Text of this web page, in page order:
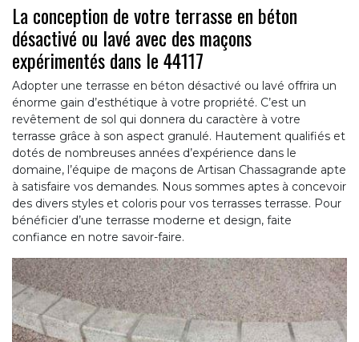
La conception de votre terrasse en béton
désactivé ou lavé avec des maçons
expérimentés dans le 44117
Adopter une terrasse en béton désactivé ou lavé offrira un
énorme gain d’esthétique à votre propriété. C’est un
revêtement de sol qui donnera du caractère à votre
terrasse grâce à son aspect granulé. Hautement qualifiés et
dotés de nombreuses années d’expérience dans le
domaine, l’équipe de maçons de Artisan Chassagrande apte
à satisfaire vos demandes. Nous sommes aptes à concevoir
des divers styles et coloris pour vos terrasses terrasse. Pour
bénéficier d’une terrasse moderne et design, faite
confiance en notre savoir-faire.